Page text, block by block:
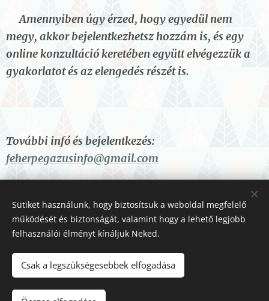
👉Amennyiben úgy érzed, hogy egyedül nem
megy, akkor bejelentkezhetsz hozzám is, és egy
online konzultáció keretében együtt elvégezzük a
gyakorlatot és az elengedés részét is.
További infó és bejelentkezés:
feherpegazusinfo@gmail.com
Share
Fehér Pegazus
Sütiket használunk, hogy biztosítsuk a weboldal megfelelő
működését és biztonságát, valamint hogy a lehető legjobb
felhasználói élményt kínáljuk Neked.
Csak a legszükségesebbek elfogadása